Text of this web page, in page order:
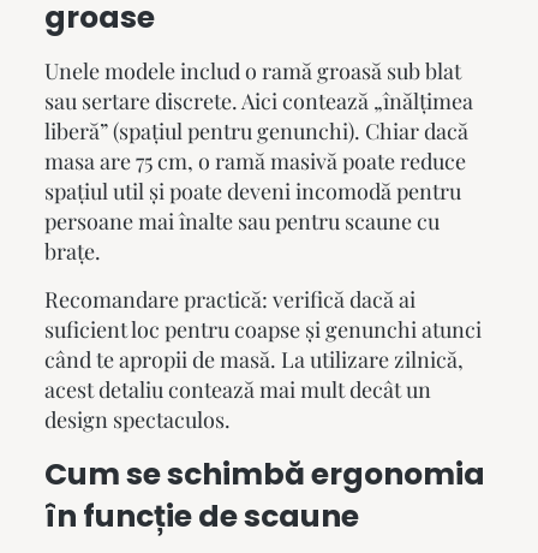
groase
Unele modele includ o ramă groasă sub blat
sau sertare discrete. Aici contează „înălțimea
liberă” (spațiul pentru genunchi). Chiar dacă
masa are 75 cm, o ramă masivă poate reduce
spațiul util și poate deveni incomodă pentru
persoane mai înalte sau pentru scaune cu
brațe.
Recomandare practică: verifică dacă ai
suficient loc pentru coapse și genunchi atunci
când te apropii de masă. La utilizare zilnică,
acest detaliu contează mai mult decât un
design spectaculos.
Cum se schimbă ergonomia
în funcție de scaune